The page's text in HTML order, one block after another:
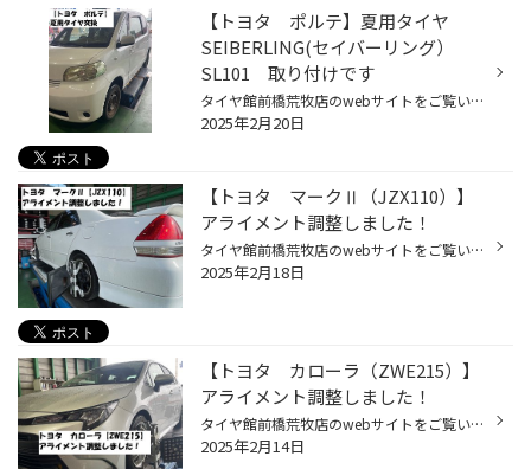
【トヨタ ポルテ】夏用タイヤ
SEIBERLING(セイバーリング）
SL101 取り付けです
タイヤ館前橋荒牧店のwebサイトをご覧いただきありがとうございます。 最近はアライメントのご案内が続いておりましたが 今回は久しぶりにタイヤ交換のご紹介です(笑) 車種は【トヨタ ポルテ】となります。 ここ最近は夏用タイヤをお求めになる方も増えてきました。 １ヶ月経てば、３月の中旬ですか...
2025年2月20日
【トヨタ マークⅡ（JZX110）】
アライメント調整しました！
タイヤ館前橋荒牧店のwebサイトをご覧いただきありがとうございます。 今回はトヨタのセダン 【マークⅡ（JZX110）】のアライメント調整のご紹介です。 未だに根強いファンがいる人気車種ですね!(^^)! 足回りの部品をリフレッシュを兼ねて交換したので、アライメントも一緒に調整です！ こちらのお車...
2025年2月18日
【トヨタ カローラ（ZWE215）】
アライメント調整しました！
タイヤ館前橋荒牧店のwebサイトをご覧いただきありがとうございます。 今回はトヨタの【カローラ（ZWE215）】のアライメント調整のご紹介です。 カローラも「ツーリング」や「スポーツ」「クロス」といった 用途にあわせて選べるのがイイですね!(^^)! 今回は「セダンタイプ」になります。 調整箇所...
2025年2月14日